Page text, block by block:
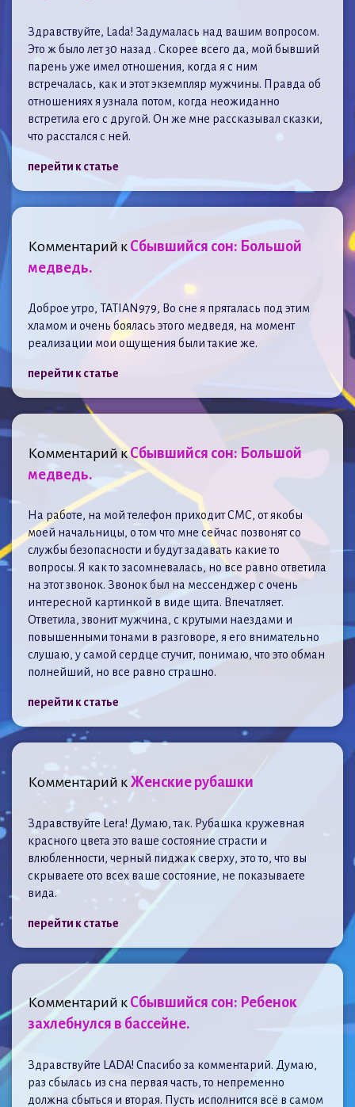
Здравствуйте, Ladа! Задумалась над вашим вопросом.
Это ж было лет 30 назад . Скорее всего да, мой бывший
парень уже имел отношения, когда я с ним
встречалась, как и этот экземпляр мужчины. Правда об
отношениях я узнала потом, когда неожиданно
встретила его с другой. Он же мне рассказывал сказки,
что расстался с ней.
перейти к статье
Комментарий к Сбывшийся сон: Большой
медведь.
Доброе утро, TATIAN979, Во сне я пряталась под этим
хламом и очень боялась этого медведя, на момент
реализации мои ощущения были такие же.
перейти к статье
Комментарий кСбывшийся сон: Большой
медведь.
На работе, на мой телефон приходит СМС, от якобы
моей начальницы, о том что мне сейчас позвонят со
службы безопасности и будут задавать какие то
вопросы. Я как то засомневалась, но все равно ответила
на этот звонок. Звонок был на мессенджер с очень
интересной картинкой в виде щита. Впечатляет.
Ответила, звонит мужчина, с крутыми наездами и
повышенными тонами в разговоре, я его внимательно
слушаю, у самой сердце стучит, понимаю, что это обман
полнейший, но все равно страшно.
перейти к статье
Комментарий к Женские рубашки
Здравствуйте Lera! Думаю, так. Рубашка кружевная
красного цвета это ваше состояние страсти и
влюбленности, черный пиджак сверху, это то, что вы
скрываете ото всех ваше состояние, не показываете
вида.
перейти к статье
Комментарий к Сбывшийся сон: Ребенок
захлебнулся в бассейне.
Здравствуйте LADA! Спасибо за комментарий. Думаю,
раз сбылась из сна первая часть, то непременно
должна сбыться и вторая. Пусть исполнится всё в самом